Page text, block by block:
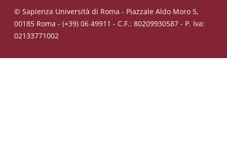
© Sapienza Università di Roma - Piazzale Aldo Moro 5,
00185 Roma - (+39) 06 49911 - C.F.: 80209930587 - P. Iva:
02133771002